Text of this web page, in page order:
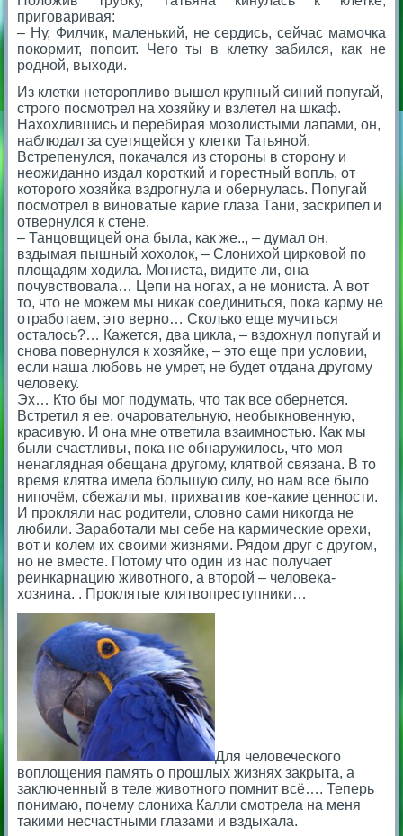
приговаривая:
– Ну, Филчик, маленький, не сердись, сейчас мамочка
покормит, попоит. Чего ты в клетку забился, как не
родной, выходи.
Из клетки неторопливо вышел крупный синий попугай,
строго посмотрел на хозяйку и взлетел на шкаф.
Нахохлившись и перебирая мозолистыми лапами, он,
наблюдал за суетящейся у клетки Татьяной.
Встрепенулся, покачался из стороны в сторону и
неожиданно издал короткий и горестный вопль, от
которого хозяйка вздрогнула и обернулась. Попугай
посмотрел в виноватые карие глаза Тани, заскрипел и
отвернулся к стене.
– Танцовщицей она была, как же.., – думал он,
вздымая пышный хохолок, – Слонихой цирковой по
площадям ходила. Мониста, видите ли, она
почувствовала… Цепи на ногах, а не мониста. А вот
то, что не можем мы никак соединиться, пока карму не
отработаем, это верно… Сколько еще мучиться
осталось?… Кажется, два цикла, – вздохнул попугай и
снова повернулся к хозяйке, – это еще при условии,
если наша любовь не умрет, не будет отдана другому
человеку.
Эх… Кто бы мог подумать, что так все обернется.
Встретил я ее, очаровательную, необыкновенную,
красивую. И она мне ответила взаимностью. Как мы
были счастливы, пока не обнаружилось, что моя
ненаглядная обещана другому, клятвой связана. В то
время клятва имела большую силу, но нам все было
нипочём, сбежали мы, прихватив кое-какие ценности.
И прокляли нас родители, словно сами никогда не
любили. Заработали мы себе на кармические орехи,
вот и колем их своими жизнями. Рядом друг с другом,
но не вместе. Потому что один из нас получает
реинкарнацию животного, а второй – человека-
хозяина. . Проклятые клятвопреступники…
Для человеческого
воплощения память о прошлых жизнях закрыта, а
заключенный в теле животного помнит всё…. Теперь
понимаю, почему слониха Калли смотрела на меня
такими несчастными глазами и вздыхала.